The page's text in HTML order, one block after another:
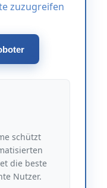
zuzugreifen
schützt
die beste
Nutzer.